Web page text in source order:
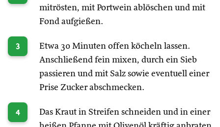
mitrösten, mit Portwein ablöschen und mit
Fond aufgießen.
3
Etwa 30 Minuten offen köcheln lassen.
Anschließend fein mixen, durch ein Sieb
passieren und mit Salz sowie eventuell einer
Prise Zucker abschmecken.
4
Das Kraut in Streifen schneiden und in einer